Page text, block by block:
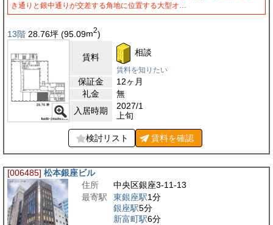
き通りと銀中通りが交差する角地に位置する大型オ…
13階 28.76坪 (95.09m2)
賃料 相談
賃料を知りたい
保証金
12ヶ月
礼金
無
入居時期
2027/1
上旬
検討リスト 賃料を確認
[006485] 松本銀座ビル
住所
中央区銀座3-11-13
最寄駅
東銀座駅1分
銀座駅5分
新富町駅6分